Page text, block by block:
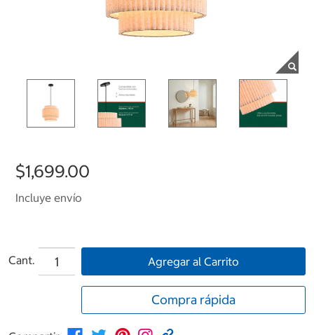
$1,699.00
Incluye envío
Cant. Agregar al Carrito
Compra rápida